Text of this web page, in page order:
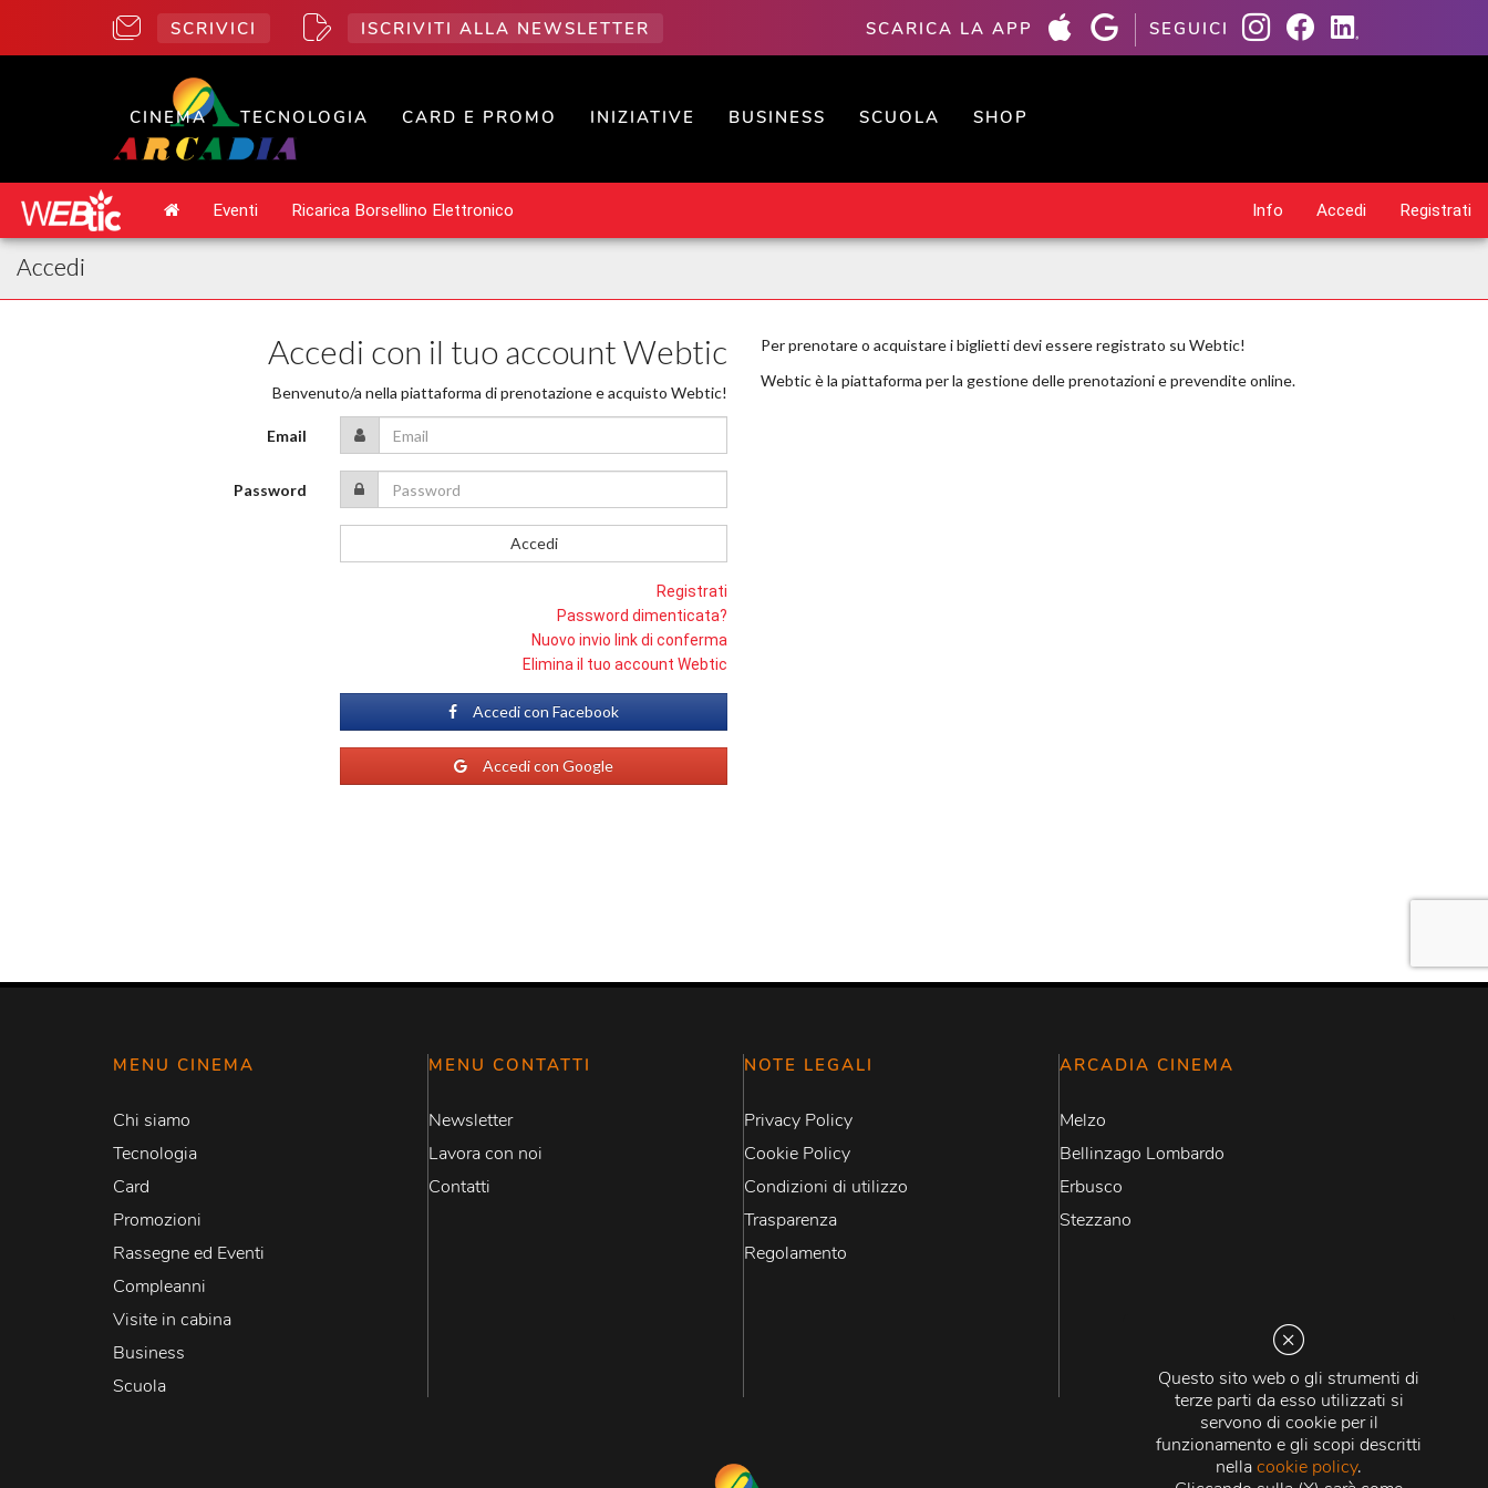
Questo sito web o gli strumenti di
terze parti da esso utilizzati si
servono di cookie per il
funzionamento e gli scopi descritti
nellacookie policy.
SCRIVICI ISCRIVITI ALLA NEWSLETTER SCARICA LA APP SEGUICI
CINEMA TECNOLOGIA CARD E PROMO INIZIATIVE BUSINESS SCUOLA SHOP
MENU CINEMA
Chi siamo
Tecnologia
Card
Promozioni
Rassegne ed Eventi
Compleanni
Visite in cabina
Business
Scuola
MENU CONTATTI
Newsletter
Lavora con noi
Contatti
NOTE LEGALI
Privacy Policy
Cookie Policy
Condizioni di utilizzo
Trasparenza
Regolamento
ARCADIA CINEMA
Melzo
Bellinzago Lombardo
Erbusco
Stezzano